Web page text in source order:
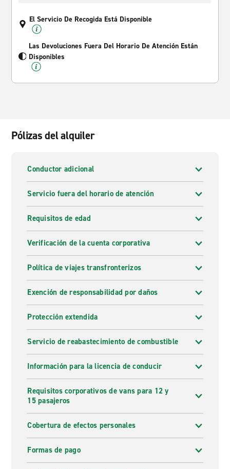
El Servicio De Recogida Está Disponible
Las Devoluciones Fuera Del Horario De Atención Están
Disponibles
Pólizas del alquiler
Conductor adicional
Servicio fuera del horario de atención
Requisitos de edad
Verificación de la cuenta corporativa
Política de viajes transfronterizos
Exención de responsabilidad por daños
Protección extendida
Servicio de reabastecimiento de combustible
Información para la licencia de conducir
Requisitos corporativos de vans para 12 y
15 pasajeros
Cobertura de efectos personales
Formas de pago